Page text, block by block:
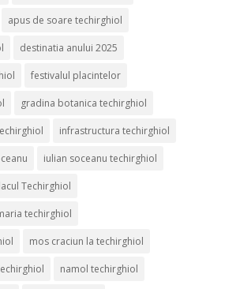
apus de soare techirghiol
destinatia anului 2025
festivalul placintelor
gradina botanica techirghiol
infrastructura techirghiol
iulian soceanu techirghiol
lacul Techirghiol
techirghiol
mos craciun la techirghiol
namol techirghiol